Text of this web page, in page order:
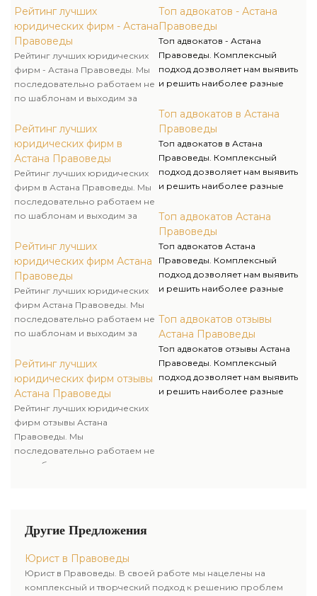
Рейтинг лучших
юридических фирм - Астана
Правоведы
Рейтинг лучших юридических
фирм - Астана Правоведы. Мы
последовательно работаем не
по шаблонам и выходим за
для достижения успеха
клиента. Избирая
юридическую компанию
Правоведы, вы занимаетесь
развитием своего бизнеса, а
безопасностью.
Рейтинг лучших
юридических фирм в
Астана Правоведы
Рейтинг лучших юридических
фирм в Астана Правоведы. Мы
последовательно работаем не
по шаблонам и выходим за
для достижения успеха
клиента. Избирая
юридическую компанию
Правоведы, вы занимаетесь
развитием своего бизнеса, а
безопасностью.
Рейтинг лучших
юридических фирм Астана
Правоведы
Рейтинг лучших юридических
фирм Астана Правоведы. Мы
последовательно работаем не
по шаблонам и выходим за
для достижения успеха
клиента. Избирая
юридическую компанию
Правоведы, вы занимаетесь
развитием своего бизнеса, а
мы его защитой и
Рейтинг лучших
юридических фирм отзывы
Астана Правоведы
Рейтинг лучших юридических
фирм отзывы Астана
Правоведы. Мы
последовательно работаем не
по шаблонам и выходим за
Правоведы, вы занимаетесь
мы его защитой и
безопасностью.
Топ адвокатов - Астана
Правоведы
Топ адвокатов - Астана
Правоведы. Комплексный
подход дозволяет нам выявить
и решить наиболее разные
практической деятельности,
знание и опыт дают
возможность преодолеть
любые затруднения.
Топ адвокатов в Астана
Правоведы
Топ адвокатов в Астана
Правоведы. Комплексный
подход дозволяет нам выявить
и решить наиболее разные
практической деятельности,
знание и опыт дают
возможность преодолеть
любые затруднения.
Топ адвокатов Астана
Правоведы
Топ адвокатов Астана
Правоведы. Комплексный
подход дозволяет нам выявить
и решить наиболее разные
практической деятельности,
знание и опыт дают
возможность преодолеть
любые затруднения.
Топ адвокатов отзывы
Астана Правоведы
Топ адвокатов отзывы Астана
Правоведы. Комплексный
подход дозволяет нам выявить
и решить наиболее разные
Другие Предложения
Юрист в Правоведы
Юрист в Правоведы. В своей работе мы нацелены на
комплексный и творческий подход к решению проблем